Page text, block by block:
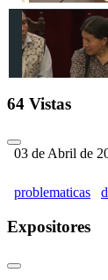
64 Vistas
03 de Abril de
problematicas
Expositores